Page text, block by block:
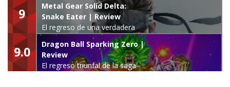
9
Metal Gear Solid Delta:
Snake Eater | Review
El regreso de una verdadera
leyenda
9.0
Dragon Ball Sparking Zero |
Review
El regreso triunfal de la saga